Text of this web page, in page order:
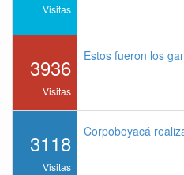
Visitas
3936
Visitas
Estos fueron los
3118
Visitas
Corpoboyacá